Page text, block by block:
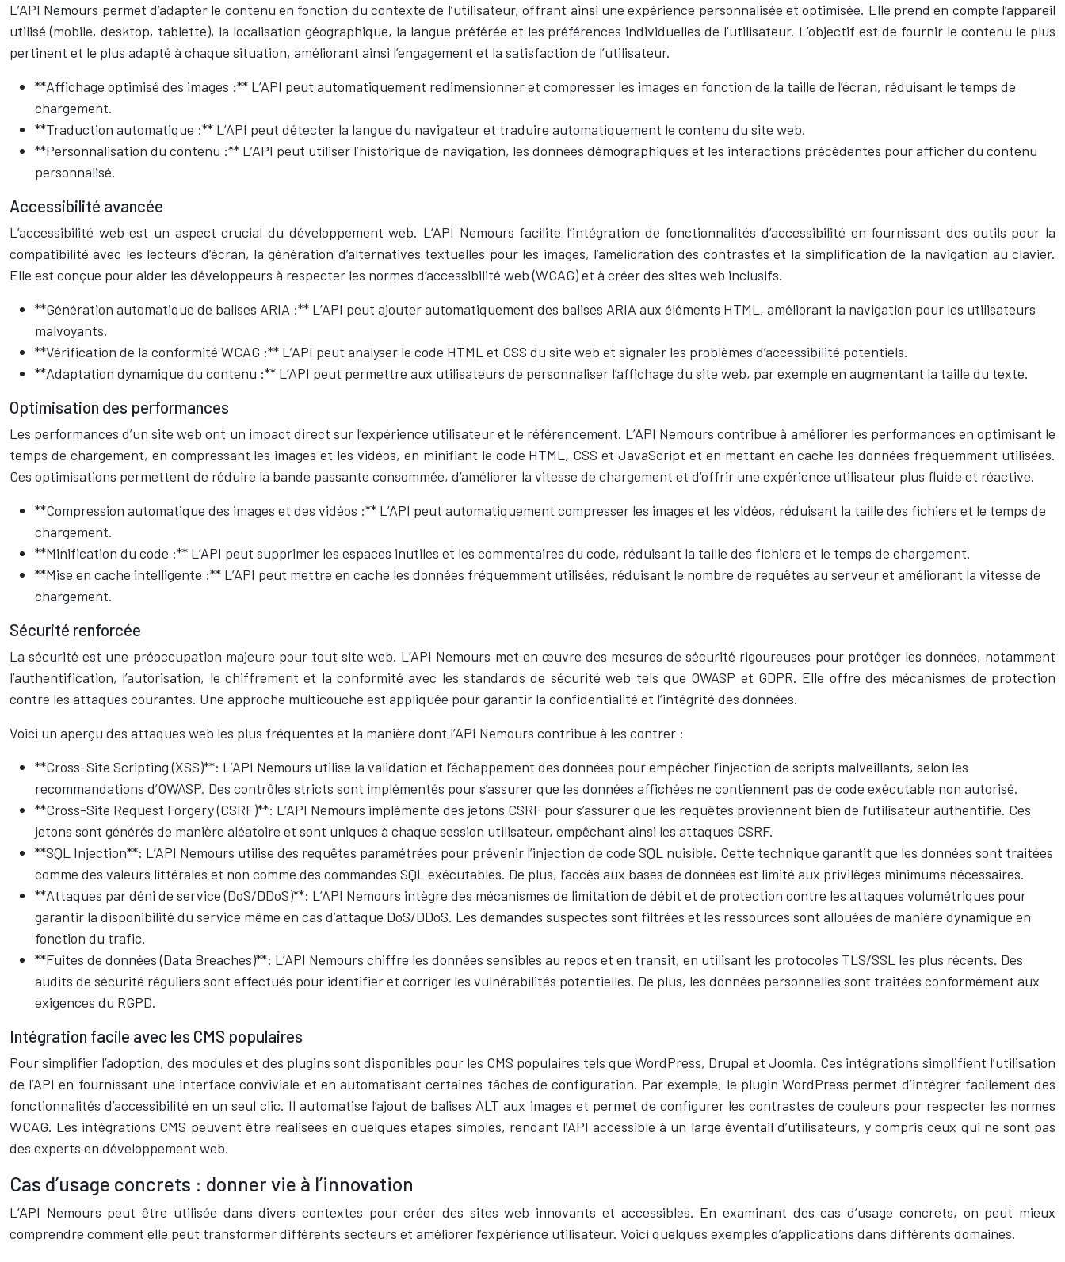
L’API Nemours permet d’adapter le contenu en fonction du contexte de l’utilisateur, offrant ainsi une expérience personnalisée et optimisée. Elle prend en compte l’appareil
utilisé (mobile, desktop, tablette), la localisation géographique, la langue préférée et les préférences individuelles de l’utilisateur. L’objectif est de fournir le contenu le plus
pertinent et le plus adapté à chaque situation, améliorant ainsi l’engagement et la satisfaction de l’utilisateur.
**Affichage optimisé des images :** L’API peut automatiquement redimensionner et compresser les images en fonction de la taille de l’écran, réduisant le temps de
chargement.
**Traduction automatique :** L’API peut détecter la langue du navigateur et traduire automatiquement le contenu du site web.
**Personnalisation du contenu :** L’API peut utiliser l’historique de navigation, les données démographiques et les interactions précédentes pour afficher du contenu
personnalisé.
Accessibilité avancée
L’accessibilité web est un aspect crucial du développement web. L’API Nemours facilite l’intégration de fonctionnalités d’accessibilité en fournissant des outils pour la
compatibilité avec les lecteurs d’écran, la génération d’alternatives textuelles pour les images, l’amélioration des contrastes et la simplification de la navigation au clavier.
Elle est conçue pour aider les développeurs à respecter les normes d’accessibilité web (WCAG) et à créer des sites web inclusifs.
**Génération automatique de balises ARIA :** L’API peut ajouter automatiquement des balises ARIA aux éléments HTML, améliorant la navigation pour les utilisateurs
malvoyants.
**Vérification de la conformité WCAG :** L’API peut analyser le code HTML et CSS du site web et signaler les problèmes d’accessibilité potentiels.
**Adaptation dynamique du contenu :** L’API peut permettre aux utilisateurs de personnaliser l’affichage du site web, par exemple en augmentant la taille du texte.
Optimisation des performances
Les performances d’un site web ont un impact direct sur l’expérience utilisateur et le référencement. L’API Nemours contribue à améliorer les performances en optimisant le
temps de chargement, en compressant les images et les vidéos, en minifiant le code HTML, CSS et JavaScript et en mettant en cache les données fréquemment utilisées.
Ces optimisations permettent de réduire la bande passante consommée, d’améliorer la vitesse de chargement et d’offrir une expérience utilisateur plus fluide et réactive.
**Compression automatique des images et des vidéos :** L’API peut automatiquement compresser les images et les vidéos, réduisant la taille des fichiers et le temps de
chargement.
**Minification du code :** L’API peut supprimer les espaces inutiles et les commentaires du code, réduisant la taille des fichiers et le temps de chargement.
**Mise en cache intelligente :** L’API peut mettre en cache les données fréquemment utilisées, réduisant le nombre de requêtes au serveur et améliorant la vitesse de
chargement.
Sécurité renforcée
La sécurité est une préoccupation majeure pour tout site web. L’API Nemours met en œuvre des mesures de sécurité rigoureuses pour protéger les données, notamment
l’authentification, l’autorisation, le chiffrement et la conformité avec les standards de sécurité web tels que OWASP et GDPR. Elle offre des mécanismes de protection
contre les attaques courantes. Une approche multicouche est appliquée pour garantir la confidentialité et l’intégrité des données.
Voici un aperçu des attaques web les plus fréquentes et la manière dont l’API Nemours contribue à les contrer :
**Cross-Site Scripting (XSS)**: L’API Nemours utilise la validation et l’échappement des données pour empêcher l’injection de scripts malveillants, selon les
recommandations d’OWASP. Des contrôles stricts sont implémentés pour s’assurer que les données affichées ne contiennent pas de code exécutable non autorisé.
**Cross-Site Request Forgery (CSRF)**: L’API Nemours implémente des jetons CSRF pour s’assurer que les requêtes proviennent bien de l’utilisateur authentifié. Ces
jetons sont générés de manière aléatoire et sont uniques à chaque session utilisateur, empêchant ainsi les attaques CSRF.
**SQL Injection**: L’API Nemours utilise des requêtes paramétrées pour prévenir l’injection de code SQL nuisible. Cette technique garantit que les données sont traitées
comme des valeurs littérales et non comme des commandes SQL exécutables. De plus, l’accès aux bases de données est limité aux privilèges minimums nécessaires.
**Attaques par déni de service (DoS/DDoS)**: L’API Nemours intègre des mécanismes de limitation de débit et de protection contre les attaques volumétriques pour
garantir la disponibilité du service même en cas d’attaque DoS/DDoS. Les demandes suspectes sont filtrées et les ressources sont allouées de manière dynamique en
fonction du trafic.
**Fuites de données (Data Breaches)**: L’API Nemours chiffre les données sensibles au repos et en transit, en utilisant les protocoles TLS/SSL les plus récents. Des
audits de sécurité réguliers sont effectués pour identifier et corriger les vulnérabilités potentielles. De plus, les données personnelles sont traitées conformément aux
exigences du RGPD.
Intégration facile avec les CMS populaires
Pour simplifier l’adoption, des modules et des plugins sont disponibles pour les CMS populaires tels que WordPress, Drupal et Joomla. Ces intégrations simplifient l’utilisation
de l’API en fournissant une interface conviviale et en automatisant certaines tâches de configuration. Par exemple, le plugin WordPress permet d’intégrer facilement des
fonctionnalités d’accessibilité en un seul clic. Il automatise l’ajout de balises ALT aux images et permet de configurer les contrastes de couleurs pour respecter les normes
WCAG. Les intégrations CMS peuvent être réalisées en quelques étapes simples, rendant l’API accessible à un large éventail d’utilisateurs, y compris ceux qui ne sont pas
des experts en développement web.
Cas d’usage concrets : donner vie à l’innovation
L’API Nemours peut être utilisée dans divers contextes pour créer des sites web innovants et accessibles. En examinant des cas d’usage concrets, on peut mieux
comprendre comment elle peut transformer différents secteurs et améliorer l’expérience utilisateur. Voici quelques exemples d’applications dans différents domaines.